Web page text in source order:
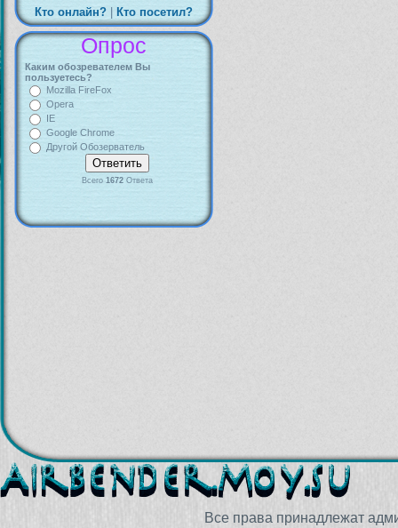
Кто онлайн? Кто посетил?
Опрос
Каким обозревателем Вы
пользуетесь?
Mozilla FireFox
Opera
IE
Google Chrome
Другой Обозерватель
Всего 1672Ответа
Все права принадлежат